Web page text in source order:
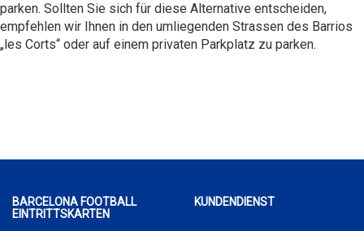
parken. Sollten Sie sich für diese Alternative entscheiden,
empfehlen wir Ihnen in den umliegenden Strassen des Barrios
„les Corts“ oder auf einem privaten Parkplatz zu parken.
BARCELONA FOOTBALL
EINTRITTSKARTEN
KUNDENDIENST